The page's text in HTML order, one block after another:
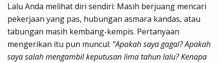
Lalu Anda melihat diri sendiri: Masih berjuang mencari
pekerjaan yang pas, hubungan asmara kandas, atau
tabungan masih kembang-kempis. Pertanyaan
mengerikan itu pun muncul: “Apakah saya gagal? Apakah
saya salah mengambil keputusan lima tahun lalu? Kenapa